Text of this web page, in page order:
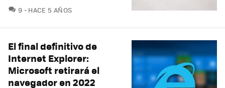
9 COMENTARIOS
HACE 5 AÑOS
El final definitivo de
Internet Explorer:
Microsoft retirará el
navegador en 2022